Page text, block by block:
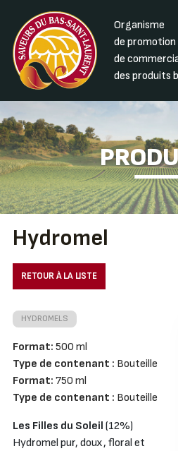
Organisme
de
de
des produits
Hydromel
RETOUR À LA LISTE
HYDROMELS
Format: 500 ml
Type de contenant : Bouteille
Format: 750 ml
Type de contenant : Bouteille
Les Filles du Soleil (12%)
Hydromel pur, doux, floral et